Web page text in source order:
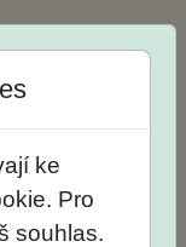
ke
Pro
souhlas.